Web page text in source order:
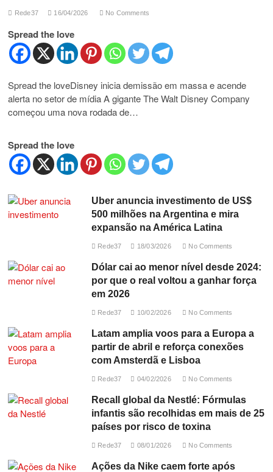
Rede37 16/04/2026 No Comments
Spread the love
Spread the loveDisney inicia demissão em massa e acende
alerta no setor de mídia A gigante The Walt Disney Company
começou uma nova rodada de…
Spread the love
Uber anuncia investimento de US$
500 milhões na Argentina e mira
expansão na América Latina
Rede37 18/03/2026 No Comments
Dólar cai ao menor nível desde 2024:
por que o real voltou a ganhar força
em 2026
Rede37 10/02/2026 No Comments
Latam amplia voos para a Europa a
partir de abril e reforça conexões
com Amsterdã e Lisboa
Rede37 04/02/2026 No Comments
Recall global da Nestlé: Fórmulas
infantis são recolhidas em mais de 25
países por risco de toxina
Rede37 08/01/2026 No Comments
Ações da Nike caem forte após